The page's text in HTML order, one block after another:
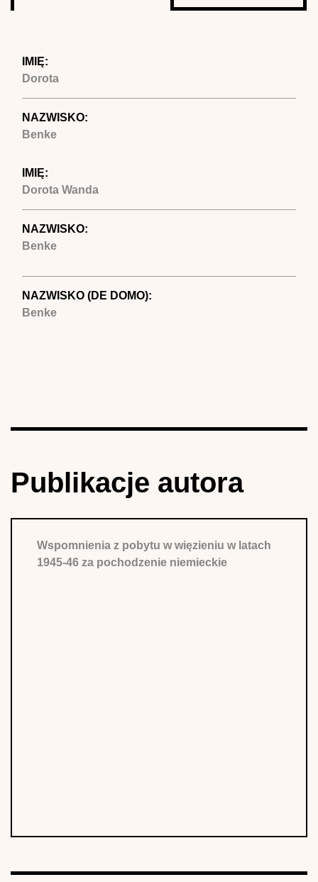
IMIĘ:
Dorota
NAZWISKO:
Benke
IMIĘ:
Dorota Wanda
NAZWISKO:
Benke
NAZWISKO (DE DOMO):
Benke
Publikacje autora
Wspomnienia z pobytu w więzieniu w latach
1945-46 za pochodzenie niemieckie